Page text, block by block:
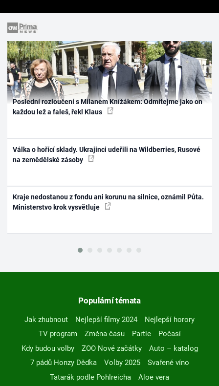
Poslední rozloučení s Milanem Knížákem: Odmítejme jako on
každou lež a faleš, řekl Klaus
Válka o hořící sklady. Ukrajinci udeřili na Wildberries, Rusové
na zemědělské zásoby
Kraje nedostanou z fondu ani korunu na silnice, oznámil Půta.
Ministerstvo krok vysvětluje
Populární témata
Jak zhubnout Nejlepší filmy 2024
Nejlepší horory
TV program
Změna času Partie
Počasí
Kdy budou volby
ZOO Nové začátky
Auto – katalog
7 pádů Honzy Dědka
Volby 2025
Svařené víno
Tatarák podle Pohlreicha
Aloe vera